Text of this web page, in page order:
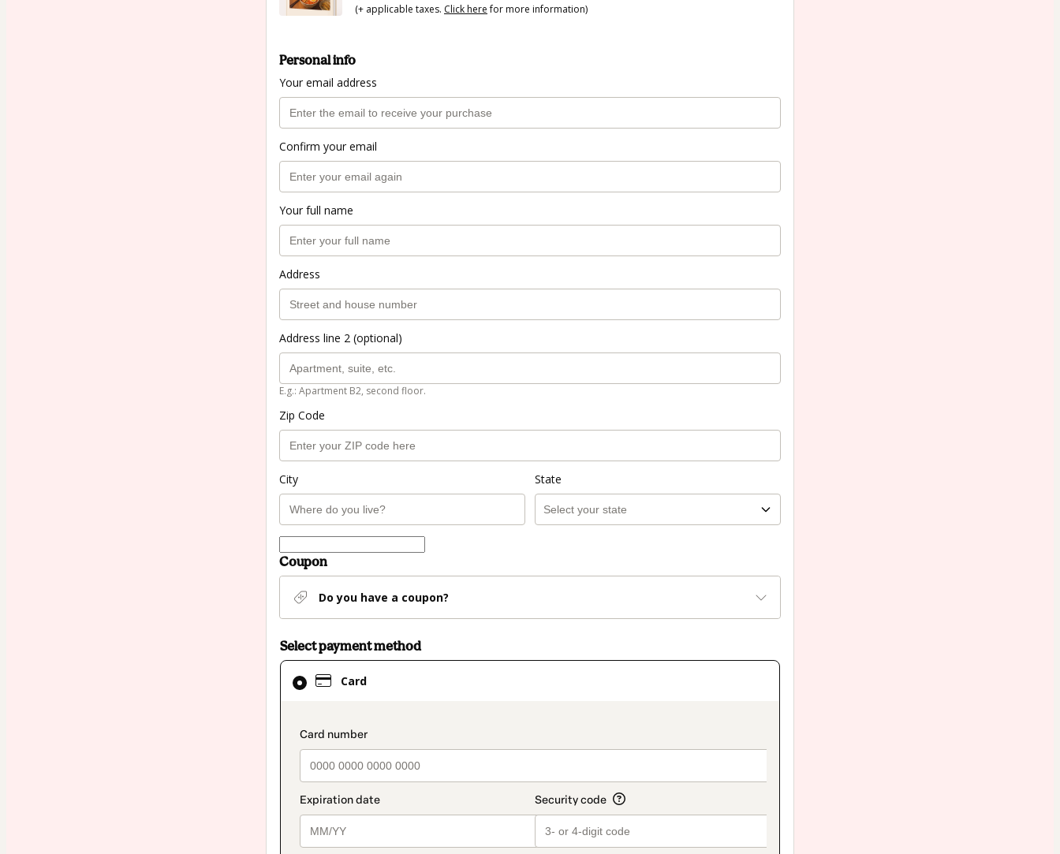
(+ applicable taxes. Click herefor more information)
Personal info
Your email address
Confirm your email
Your full name
Address
Address line 2 (optional)
E.g.: Apartment B2, second floor.
Zip Code
City State
Coupon
Do you have a coupon?
Select payment method
Card
payment_data.section_title_v2
Card
selected
method